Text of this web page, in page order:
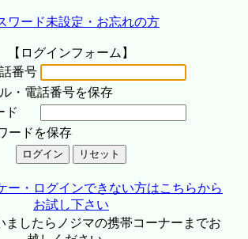
ワード未設定・お忘れの方
【ログインフォーム】
番号
・電話番号を保存
ド
ードを保存
ー・ログインできない方はこちらから
お試し下さい
ましたらノジマの携帯コーナーまでお